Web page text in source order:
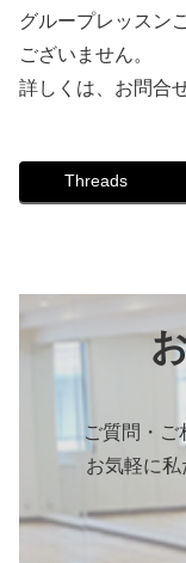
グループレッスン
ございません。
詳しくは、お問合
Threads
ご質問・ご
お気軽に私